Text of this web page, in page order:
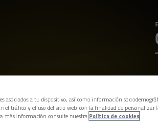
asociados a tu dispositivo, así como información
el tráfico y el uso del sitio web con la finalidad de personalizar
más información consulte nuestra Política de cookies